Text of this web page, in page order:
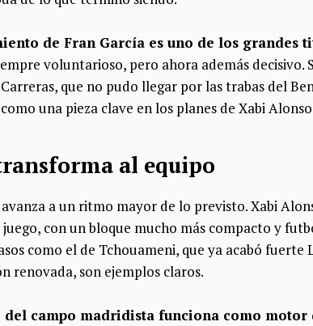
de Fran García es uno de los grandes
voluntarioso, pero ahora además
que no pudo llegar por las trabas del
una pieza clave en los planes de Xabi
al equipo
a un ritmo mayor de lo previsto. Xabi
juego, con un bloque mucho más compacto y
como el de Tchouameni, que ya acabó
renovada, son ejemplos claros.
del campo madridista funciona como